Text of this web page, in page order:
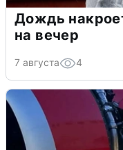
Дождь
на вечер
7 августа 4